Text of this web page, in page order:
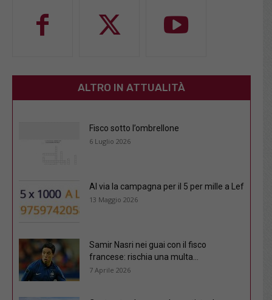
ALTRO IN ATTUALITÀ
Fisco sotto l’ombrellone
6 Luglio 2026
Al via la campagna per il 5 per mille a Lef
13 Maggio 2026
Samir Nasri nei guai con il fisco
francese: rischia una multa...
7 Aprile 2026